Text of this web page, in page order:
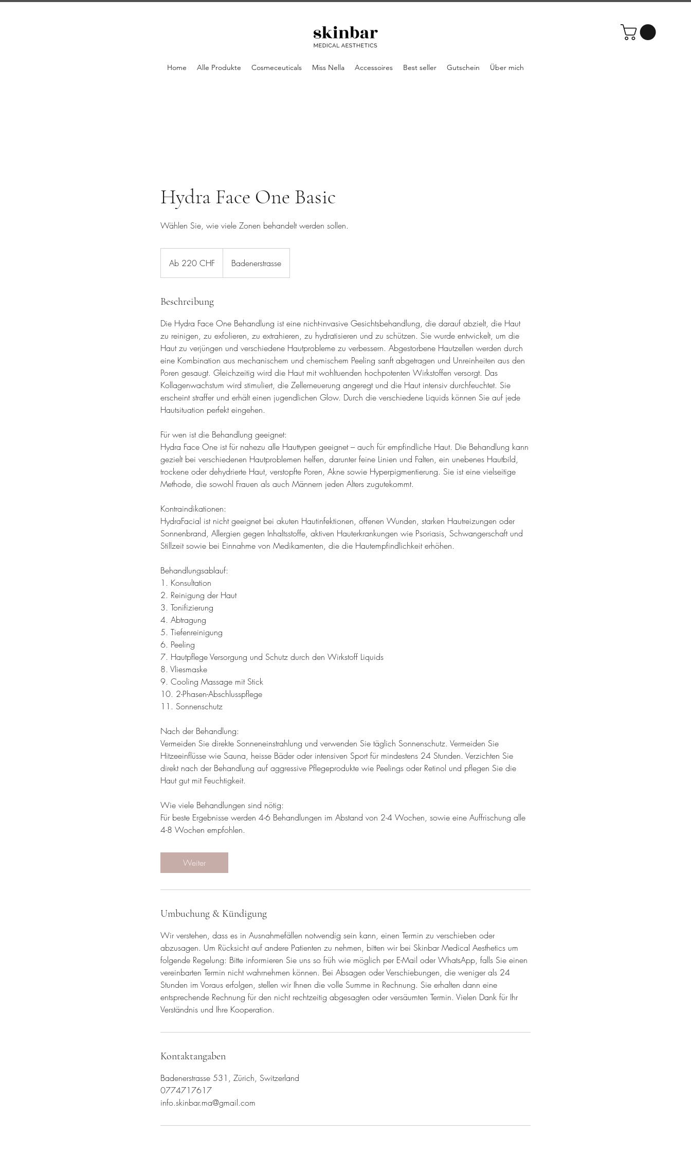
Home Alle Produkte Cosmeceuticals Miss Nella Accessoires Best seller Gutschein Über mich
Hydra Face One Basic
Wählen Sie, wie viele Zonen behandelt werden sollen.
Schweizer
Ab 220 CHF Badenerstrasse
Beschreibung
Die Hydra Face One Behandlung ist eine nicht-invasive Gesichtsbehandlung, die darauf abzielt, die Haut
zu reinigen, zu exfolieren, zu extrahieren, zu hydratisieren und zu schützen. Sie wurde entwickelt, um die
Haut zu verjüngen und verschiedene Hautprobleme zu verbessern. Abgestorbene Hautzellen werden durch
eine Kombination aus mechanischem und chemischem Peeling sanft abgetragen und Unreinheiten aus den
Poren gesaugt. Gleichzeitig wird die Haut mit wohltuenden hochpotenten Wirkstoffen versorgt. Das
Kollagenwachstum wird stimuliert, die Zellerneuerung angeregt und die Haut intensiv durchfeuchtet. Sie
erscheint straffer und erhält einen jugendlichen Glow. Durch die verschiedene Liquids können Sie auf jede
Hautsituation perfekt eingehen.
Für wen ist die Behandlung geeignet:
Hydra Face One ist für nahezu alle Hauttypen geeignet – auch für empfindliche Haut. Die Behandlung kann
gezielt bei verschiedenen Hautproblemen helfen, darunter feine Linien und Falten, ein unebenes Hautbild,
trockene oder dehydrierte Haut, verstopfte Poren, Akne sowie Hyperpigmentierung. Sie ist eine vielseitige
Methode, die sowohl Frauen als auch Männern jeden Alters zugutekommt.
Kontraindikationen:
HydraFacial ist nicht geeignet bei akuten Hautinfektionen, offenen Wunden, starken Hautreizungen oder
Sonnenbrand, Allergien gegen Inhaltsstoffe, aktiven Hauterkrankungen wie Psoriasis, Schwangerschaft und
Stillzeit sowie bei Einnahme von Medikamenten, die die Hautempfindlichkeit erhöhen.
Behandlungsablauf:
1. Konsultation
2. Reinigung der Haut
3. Tonifizierung
4. Abtragung
5. Tiefenreinigung
6. Peeling
7. Hautpflege Versorgung und Schutz durch den Wirkstoff Liquids
8. Vliesmaske
9. Cooling Massage mit Stick
10. 2-Phasen-Abschlusspflege
11. Sonnenschutz
Nach der Behandlung:
Vermeiden Sie direkte Sonneneinstrahlung und verwenden Sie täglich Sonnenschutz. Vermeiden Sie
Hitzeeinflüsse wie Sauna, heisse Bäder oder intensiven Sport für mindestens 24 Stunden. Verzichten Sie
direkt nach der Behandlung auf aggressive Pflegeprodukte wie Peelings oder Retinol und pflegen Sie die
Haut gut mit Feuchtigkeit.
Wie viele Behandlungen sind nötig:
Für beste Ergebnisse werden 4-6 Behandlungen im Abstand von 2-4 Wochen, sowie eine Auffrischung alle
4-8 Wochen empfohlen.
Weiter
Umbuchung & Kündigung
Wir verstehen, dass es in Ausnahmefällen notwendig sein kann, einen Termin zu verschieben oder
abzusagen. Um Rücksicht auf andere Patienten zu nehmen, bitten wir bei Skinbar Medical Aesthetics um
folgende Regelung: Bitte informieren Sie uns so früh wie möglich per E-Mail oder WhatsApp, falls Sie einen
vereinbarten Termin nicht wahrnehmen können. Bei Absagen oder Verschiebungen, die weniger als 24
Stunden im Voraus erfolgen, stellen wir Ihnen die volle Summe in Rechnung. Sie erhalten dann eine
entsprechende Rechnung für den nicht rechtzeitig abgesagten oder versäumten Termin. Vielen Dank für Ihr
Verständnis und Ihre Kooperation.
Kontaktangaben
Badenerstrasse 531, Zürich, Switzerland
0774717617
info.skinbar.ma@gmail.com